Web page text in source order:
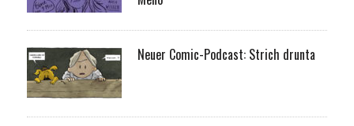
Neuer Comic-Podcast: Strich drunta